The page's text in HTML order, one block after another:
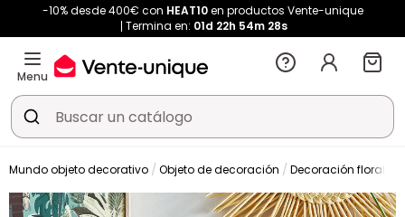
-10% desde 400€ con HEAT10en productos Vente-unique
Termina en: 01d 22h 54m 28s
Menu
Mundo objeto decorativo Objeto de decoración Decoración floral